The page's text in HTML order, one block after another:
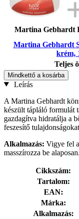
Martina Gebhardt
Martina Gebhardt
krém,
Teljes
Mindkettő a kosárba
Leírás
A Martina Gebhardt
készült tápláló formulát
gazdagítva hidratálja a
feszesítő
Alkalmazás: Vigye fel
masszírozza be alaposan.
Cikkszám:
Tartalom:
EAN:
Márka:
Alkalmazás: